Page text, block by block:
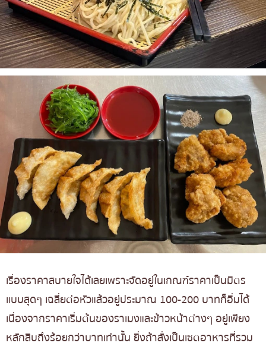
เรื่องราคาสบายใจได้เลยเพราะจัดอยู่ในเกณฑ์ราคาเป็นมิตร
แบบสุดๆ เฉลี่ยต่อหัวแล้วอยู่ประมาณ 100-200 บาทก็อิ่มได้
เนื่องจากราคาเริ่มต้นของราเมงและข้าวหน้าต่างๆ อยู่เพียง
หลักสิบถึงร้อยกว่าบาทเท่านั้น ยิ่งถ้าสั่งเป็นเซตอาหารที่รวม